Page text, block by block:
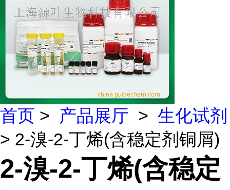
首页 > 产品展厅 > 生化试剂
> 2-溴-2-丁烯(含稳定剂铜屑)
2-溴-2-丁烯(含稳定